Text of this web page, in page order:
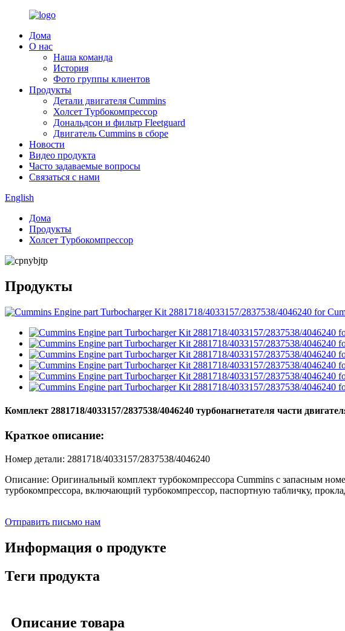
Дома
О нас
Наша команда
История
Фото группы клиентов
Продукты
Детали двигателя Cummins
Холсет Турбокомпрессор
Дональдсон и фильтр Fleetguard
Двигатель Cummins в сборе
Новости
Видео продукта
Часто задаваемые вопросы
Связаться с нами
English
Дома
Продукты
Холсет Турбокомпрессор
Продукты
Комплект 2881718/4033157/2837538/4046240 турбонагнетателя части
Краткое описание:
Номер детали: 2881718/4033157/2837538/4046240
Описание: Оригинальный комплект турбокомпрессора Cummins с запасным
турбокомпрессора, включающий турбокомпрессор, паспортную табличку,
Отправить письмо нам
Информация о продукте
Теги продукта
Описание товара